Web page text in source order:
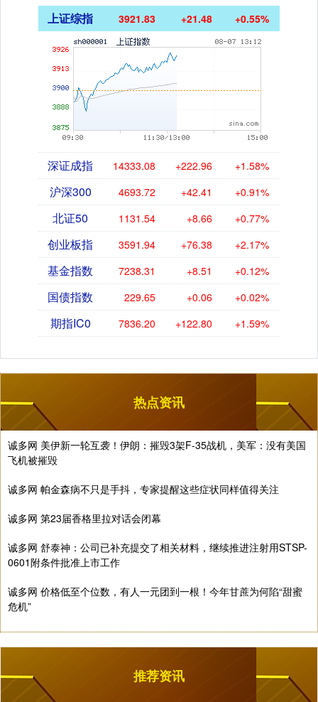
上证综指 3921.83 +21.48 +0.55%
深证成指 14333.08 +222.96 +1.58%
沪深300 4693.72 +42.41 +0.91%
北证50 1131.54 +8.66 +0.77%
创业板指 3591.94 +76.38 +2.17%
基金指数 7238.31 +8.51 +0.12%
国债指数 229.65 +0.06 +0.02%
期指IC0 7836.20 +122.80 +1.59%
热点资讯
诚多网 美伊新一轮互袭！伊朗：摧毁3架F-35战机，美军：没有美国
飞机被摧毁
诚多网 帕金森病不只是手抖，专家提醒这些症状同样值得关注
诚多网 第23届香格里拉对话会闭幕
诚多网 舒泰神：公司已补充提交了相关材料，继续推进注射用STSP-
0601附条件批准上市工作
诚多网 价格低至个位数，有人一元团到一根！今年甘蔗为何陷“甜蜜
危机”
推荐资讯